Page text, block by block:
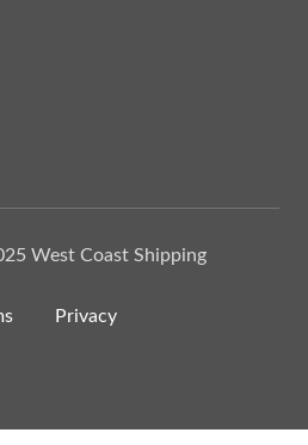
West Coast Shipping
Privacy